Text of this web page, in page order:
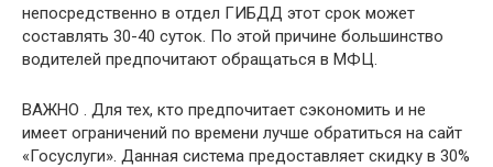
непосредственно в отдел ГИБДД этот срок может
составлять 30-40 суток. По этой причине большинство
водителей предпочитают обращаться в МФЦ.
ВАЖНО . Для тех, кто предпочитает сэкономить и не
имеет ограничений по времени лучше обратиться на сайт
«Госуслуги». Данная система предоставляет скидку в 30%